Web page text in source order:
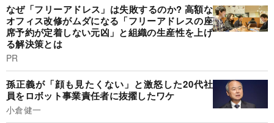
なぜ「フリーアドレス」は失敗するのか? 高額な
オフィス改修がムダになる「フリーアドレスの座
席予約が定着しない元凶」と組織の生産性を上げ
る解決策とは
PR
孫正義が「顔も見たくない」と激怒した20代社
員をロボット事業責任者に抜擢したワケ
小倉健一